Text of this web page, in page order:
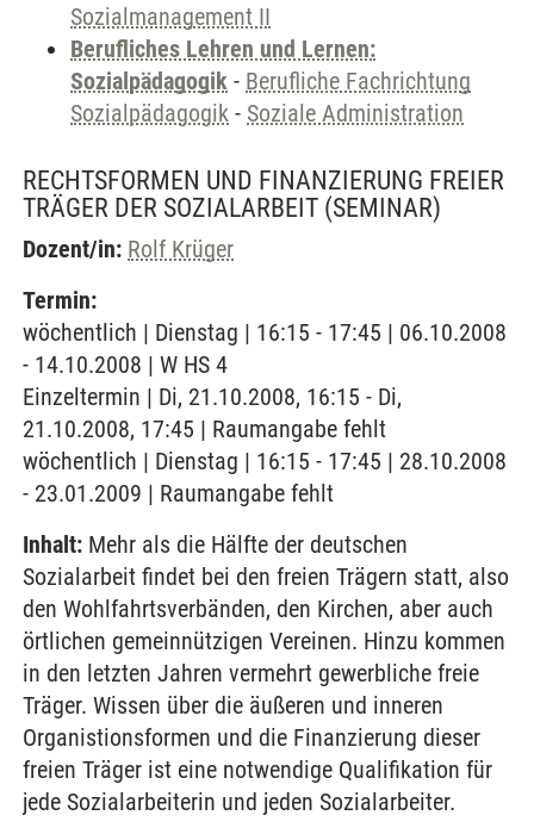
Sozialmanagement II
Berufliches Lehren und Lernen:
Sozialpädagogik - Berufliche Fachrichtung
Sozialpädagogik - Soziale Administration
RECHTSFORMEN UND FINANZIERUNG FREIER
TRÄGER DER SOZIALARBEIT (SEMINAR)
Dozent/in: Rolf Krüger
Termin:
wöchentlich | Dienstag | 16:15 - 17:45 | 06.10.2008
- 14.10.2008 | W HS 4
Einzeltermin | Di, 21.10.2008, 16:15 - Di,
21.10.2008, 17:45 | Raumangabe fehlt
wöchentlich | Dienstag | 16:15 - 17:45 | 28.10.2008
- 23.01.2009 | Raumangabe fehlt
Inhalt: Mehr als die Hälfte der deutschen
Sozialarbeit findet bei den freien Trägern statt, also
den Wohlfahrtsverbänden, den Kirchen, aber auch
örtlichen gemeinnützigen Vereinen. Hinzu kommen
in den letzten Jahren vermehrt gewerbliche freie
Träger. Wissen über die äußeren und inneren
Organistionsformen und die Finanzierung dieser
freien Träger ist eine notwendige Qualifikation für
jede Sozialarbeiterin und jeden Sozialarbeiter.